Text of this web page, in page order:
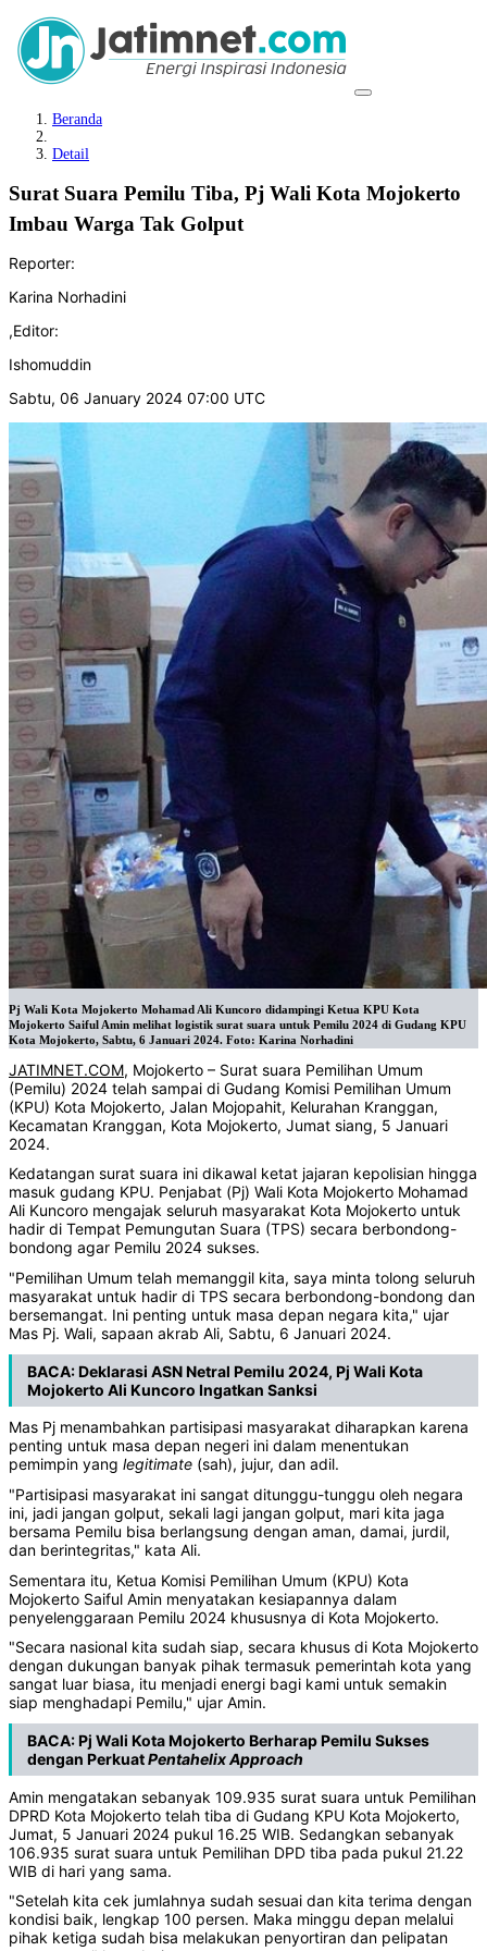
Beranda
Detail
Surat Suara Pemilu Tiba, Pj Wali Kota Mojokerto
Imbau Warga Tak Golput
Reporter:
Karina Norhadini
,Editor:
Ishomuddin
Sabtu, 06 January 2024 07:00 UTC
Pj Wali Kota Mojokerto Mohamad Ali Kuncoro didampingi Ketua KPU Kota
Mojokerto Saiful Amin melihat logistik surat suara untuk Pemilu 2024 di Gudang KPU
Kota Mojokerto, Sabtu, 6 Januari 2024. Foto: Karina Norhadini
JATIMNET.COM, Mojokerto – Surat suara Pemilihan Umum
(Pemilu) 2024 telah sampai di Gudang Komisi Pemilihan Umum
(KPU) Kota Mojokerto, Jalan Mojopahit, Kelurahan Kranggan,
Kecamatan Kranggan, Kota Mojokerto, Jumat siang, 5 Januari
2024.
Kedatangan surat suara ini dikawal ketat jajaran kepolisian hingga
masuk gudang KPU. Penjabat (Pj) Wali Kota Mojokerto Mohamad
Ali Kuncoro mengajak seluruh masyarakat Kota Mojokerto untuk
hadir di Tempat Pemungutan Suara (TPS) secara berbondong-
bondong agar Pemilu 2024 sukses.
"Pemilihan Umum telah memanggil kita, saya minta tolong seluruh
masyarakat untuk hadir di TPS secara berbondong-bondong dan
bersemangat. Ini penting untuk masa depan negara kita," ujar
Mas Pj. Wali, sapaan akrab Ali, Sabtu, 6 Januari 2024.
BACA:Deklarasi ASN Netral Pemilu 2024, Pj Wali Kota
Mojokerto Ali Kuncoro Ingatkan Sanksi
Mas Pj menambahkan partisipasi masyarakat diharapkan karena
penting untuk masa depan negeri ini dalam menentukan
pemimpin yang legitimate (sah), jujur, dan adil.
"Partisipasi masyarakat ini sangat ditunggu-tunggu oleh negara
ini, jadi jangan golput, sekali lagi jangan golput, mari kita jaga
bersama Pemilu bisa berlangsung dengan aman, damai, jurdil,
dan berintegritas," kata Ali.
Sementara itu, Ketua Komisi Pemilihan Umum (KPU) Kota
Mojokerto Saiful Amin menyatakan kesiapannya dalam
penyelenggaraan Pemilu 2024 khususnya di Kota Mojokerto.
"Secara nasional kita sudah siap, secara khusus di Kota Mojokerto
dengan dukungan banyak pihak termasuk pemerintah kota yang
sangat luar biasa, itu menjadi energi bagi kami untuk semakin
siap menghadapi Pemilu," ujar Amin.
BACA:Pj Wali Kota Mojokerto Berharap Pemilu Sukses
dengan PerkuatPentahelixApproach
Amin mengatakan sebanyak 109.935 surat suara untuk Pemilihan
DPRD Kota Mojokerto telah tiba di Gudang KPU Kota Mojokerto,
Jumat, 5 Januari 2024 pukul 16.25 WIB. Sedangkan sebanyak
106.935 surat suara untuk Pemilihan DPD tiba pada pukul 21.22
WIB di hari yang sama.
"Setelah kita cek jumlahnya sudah sesuai dan kita terima dengan
kondisi baik, lengkap 100 persen. Maka minggu depan melalui
pihak ketiga sudah bisa melakukan penyortiran dan pelipatan